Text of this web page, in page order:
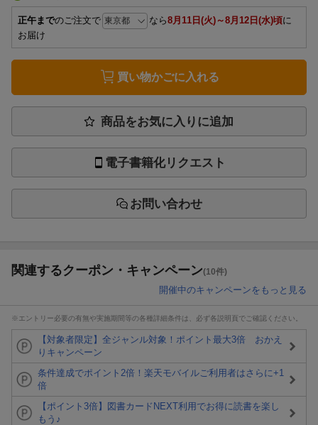
正午までのご注文で なら8月11日(火)～8月12日(水)頃に
お届け
買い物かごに入れる
商品をお気に入りに追加
電子書籍化リクエスト
お問い合わせ
関連するクーポン・キャンペーン(10件)
開催中のキャンペーンをもっと見る
※エントリー必要の有無や実施期間等の各種詳細条件は、必ず各説明頁でご確認ください。
【対象者限定】全ジャンル対象！ポイント最大3倍 おかえ
りキャンペーン
条件達成でポイント2倍！楽天モバイルご利用者はさらに+1
倍
【ポイント3倍】図書カードNEXT利用でお得に読書を楽し
もう♪